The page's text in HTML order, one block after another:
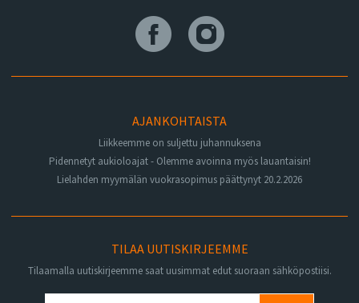
AJANKOHTAISTA
Liikkeemme on suljettu juhannuksena
Pidennetyt aukioloajat - Olemme avoinna myös lauantaisin!
Lielahden myymälän vuokrasopimus päättynyt 20.2.2026
TILAA UUTISKIRJEEMME
Tilaamalla uutiskirjeemme saat uusimmat edut suoraan sähköpostiisi.